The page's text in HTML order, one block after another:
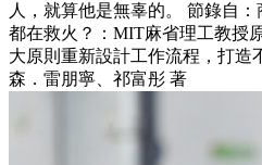
人，就算他是無辜的。 節錄自
都在救火？：MIT麻省理工教授
大原則重新設計工作流程，打造
森．雷朋寧、祁富彤 著